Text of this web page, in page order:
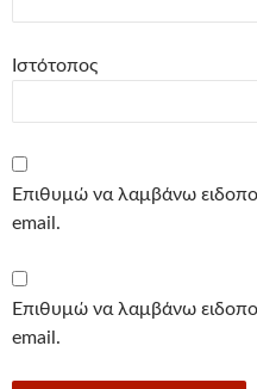
Ιστότοπος
Επιθυμώ να λαμβάνω
email.
Επιθυμώ να λαμβάνω
email.